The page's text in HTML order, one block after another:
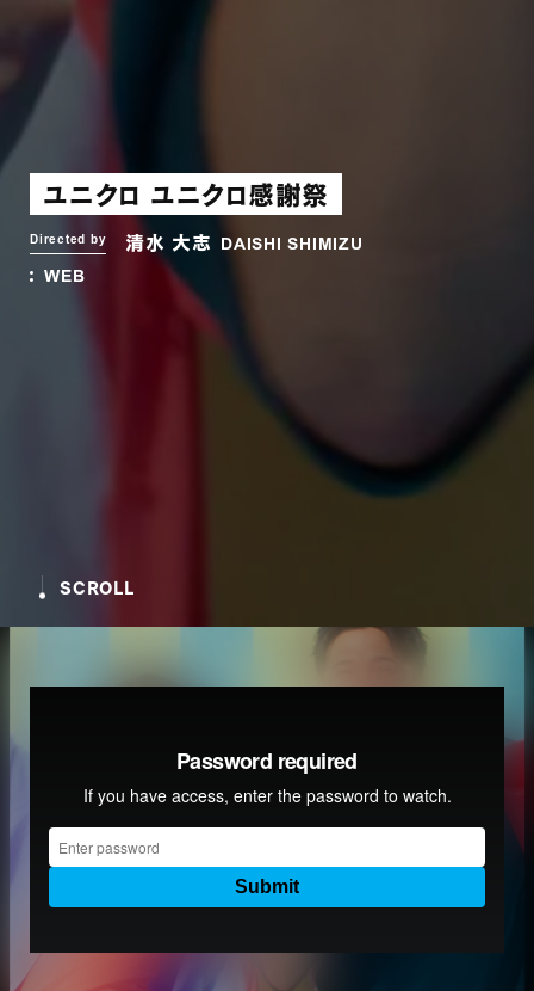
ユニクロ ユニクロ感謝祭
Directed by 清水 大志
DAISHI SHIMIZU
WEB
SCROLL